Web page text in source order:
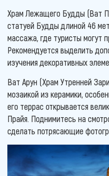
Храм Лежащего Будды (Ват
статуей Будды длиной 46
массажа, где туристы могут
Рекомендуется выделить
изучения декоративных
Ват Арун (Храм Утренней
мозаикой из керамики,
его террас открывается
Прайя. Поднимитесь на
сделать потрясающие